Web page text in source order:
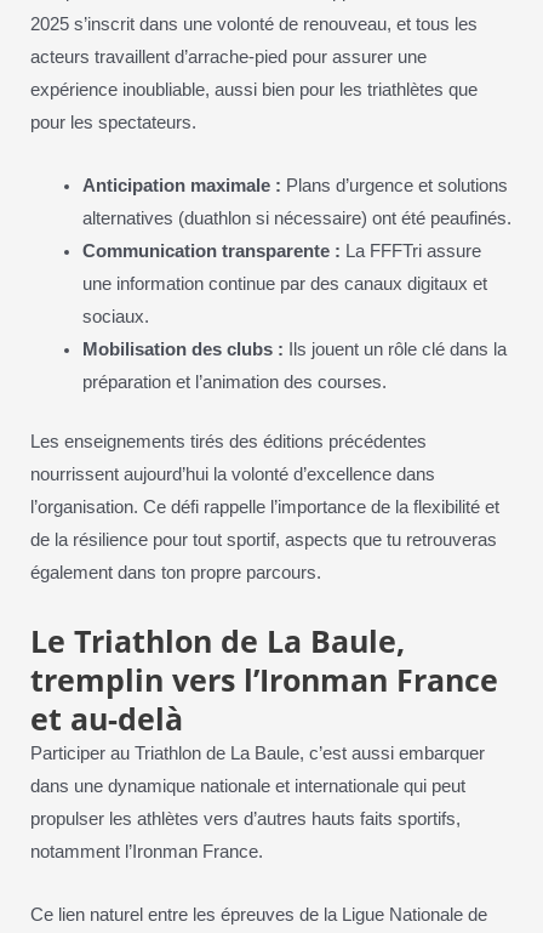
2025 s’inscrit dans une volonté de renouveau, et tous les
acteurs travaillent d’arrache-pied pour assurer une
expérience inoubliable, aussi bien pour les triathlètes que
pour les spectateurs.
Anticipation maximale : Plans d’urgence et solutions
alternatives (duathlon si nécessaire) ont été peaufinés.
Communication transparente : La FFFTri assure
une information continue par des canaux digitaux et
sociaux.
Mobilisation des clubs : Ils jouent un rôle clé dans la
préparation et l’animation des courses.
Les enseignements tirés des éditions précédentes
nourrissent aujourd’hui la volonté d’excellence dans
l’organisation. Ce défi rappelle l’importance de la flexibilité et
de la résilience pour tout sportif, aspects que tu retrouveras
également dans ton propre parcours.
Le Triathlon de La Baule,
tremplin vers l’Ironman France
et au-delà
Participer au Triathlon de La Baule, c’est aussi embarquer
dans une dynamique nationale et internationale qui peut
propulser les athlètes vers d’autres hauts faits sportifs,
notamment l’Ironman France.
Ce lien naturel entre les épreuves de la Ligue Nationale de